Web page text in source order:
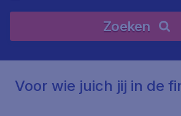
Zoeken
Voor wie juich jij in de